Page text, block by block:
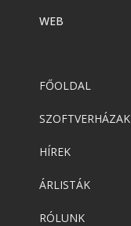
WEB
FŐOLDAL
SZOFTVERHÁZAK
HÍREK
ÁRLISTÁK
RÓLUNK